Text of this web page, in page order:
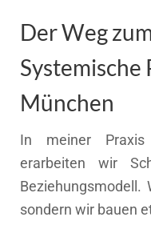
Der Weg
Systemische
München
In meiner
erarbeiten wir
Beziehungsmodell.
sondern wir bauen